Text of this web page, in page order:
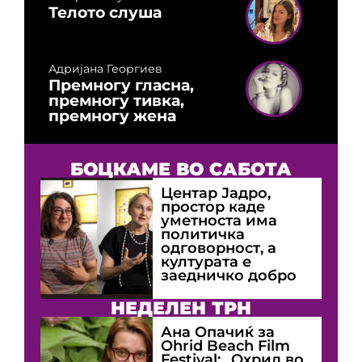
Телото слуша
Адријана Георгиев
Премногу гласна,
премногу тивка,
премногу жена
БОЦКАМЕ ВО САБОТА
Центар Јадро,
простор каде
уметноста има
политичка
одговорност, а
културата е
заедничко добро
НЕДЕЛЕН ТРН
Ана Опачиќ за
Оhrid Beach Film